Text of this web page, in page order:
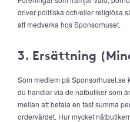
driver politiska och/eller religiösa
att medverka hos Sponsorhuset.
3. Ersättning
Som medlem på Sponsorhuset.se
du handlar via de nätbutiker som
mellan att betala en fast summa
ordervärdet. Hur mycket